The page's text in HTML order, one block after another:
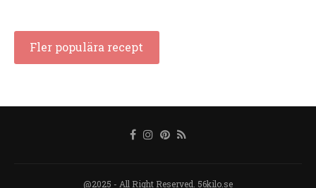
Fler populära recept
@2025 - All Right Reserved. 56kilo.se